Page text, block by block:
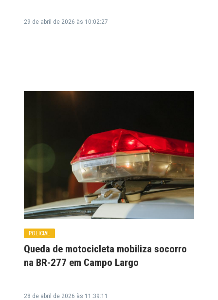
29 de abril de 2026 às 10:02:27
POLICIAL
Queda de motocicleta mobiliza socorro
na BR-277 em Campo Largo
28 de abril de 2026 às 11:39:11